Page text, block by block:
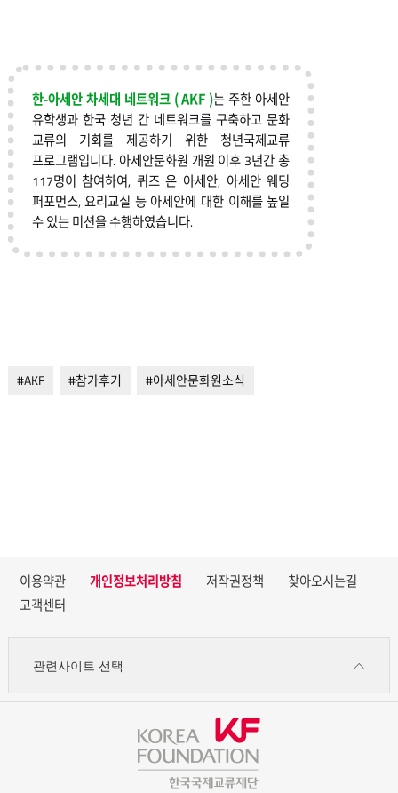
한-아세안 차세대 네트워크 ( AKF )는 주한 아세안
유학생과 한국 청년 간 네트워크를 구축하고 문화
교류의 기회를 제공하기 위한 청년국제교류
프로그램입니다. 아세안문화원 개원 이후 3년간 총
117명이 참여하여, 퀴즈 온 아세안, 아세안 웨딩
퍼포먼스, 요리교실 등 아세안에 대한 이해를 높일
수 있는 미션을 수행하였습니다.
#AKF #참가후기 #아세안문화원소식
이용약관 개인정보처리방침 저작권정책
찾아오시는길
고객센터
관련사이트 선택